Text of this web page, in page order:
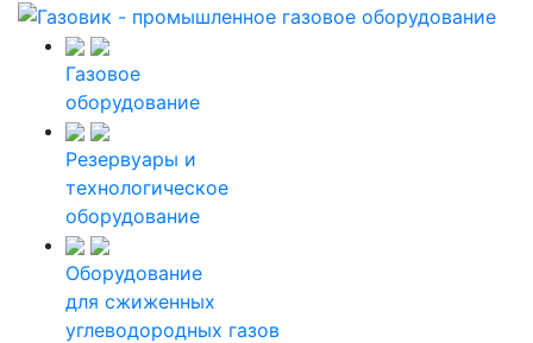
Газовое
оборудование
Резервуары и
технологическое
оборудование
Оборудование
для сжиженных
углеводородных газов